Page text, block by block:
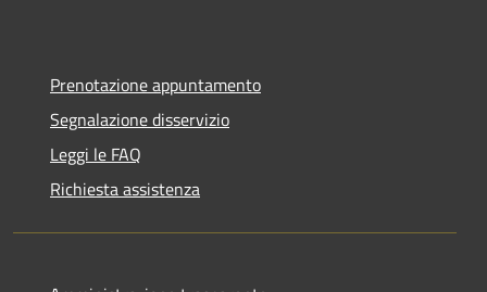
Prenotazione appuntamento
Segnalazione disservizio
Leggi le FAQ
Richiesta assistenza